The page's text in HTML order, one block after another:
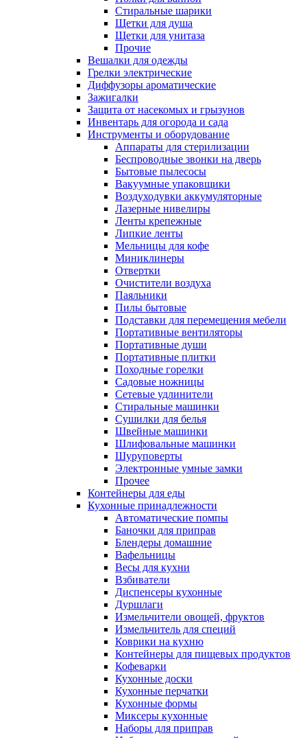
Стиральные шарики
Щетки для душа
Щетки для унитаза
Прочие
Вешалки для одежды
Грелки электрические
Диффузоры ароматические
Зажигалки
Защита от насекомых и грызунов
Инвентарь для огорода и сада
Инструменты и оборудование
Аппараты для стерилизации
Беспроводные звонки на дверь
Бытовые пылесосы
Вакуумные упаковщики
Воздуходувки аккумуляторные
Лазерные нивелиры
Ленты крепежные
Липкие ленты
Мельницы для кофе
Миниклинеры
Отвертки
Очистители воздуха
Паяльники
Пилы бытовые
Подставки для перемещения мебели
Портативные вентиляторы
Портативные души
Портативные плитки
Походные горелки
Садовые ножницы
Сетевые удлинители
Стиральные машинки
Сушилки для белья
Швейные машинки
Шлифовальные машинки
Шуруповерты
Электронные умные замки
Прочее
Контейнеры для еды
Кухонные принадлежности
Автоматические помпы
Баночки для приправ
Блендеры домашние
Вафельницы
Весы для кухни
Взбиватели
Диспенсеры кухонные
Дуршлаги
Измельчители овощей, фруктов
Измельчитель для специй
Коврики на кухню
Контейнеры для пищевых продуктов
Кофеварки
Кухонные доски
Кухонные перчатки
Кухонные формы
Миксеры кухонные
Наборы для приправ